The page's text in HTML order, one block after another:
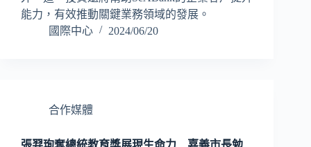
能力，有效推動關鍵業務領域的發展。
國際中心
2024/06/20
合作媒體
張羿珣奪總統教育獎展現生命力 嘉義市長勉